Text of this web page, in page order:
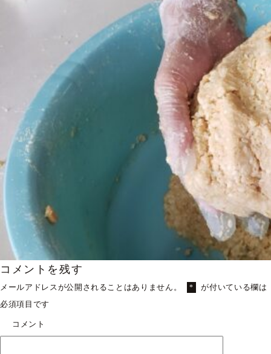
コメントを残す
メールアドレスが公開されることはありません。 *
が付いている欄は
必須項目です
コメント